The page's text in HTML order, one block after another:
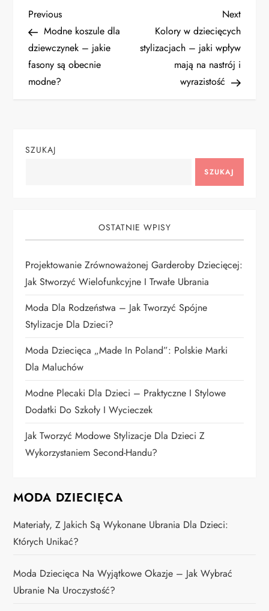
N
a
w
a
a
w
p
i
s
u
Previous
Post
Previous
Modne koszule dla
dziewczynek – jakie
fasony są obecnie
modne?
Next
Post
Next
Kolory w dziecięcych
stylizacjach – jaki wpływ
mają na nastrój i
wyrazistość
SZUKAJ
SZUKAJ
OSTATNIE WPISY
Projektowanie Zrównoważonej Garderoby Dziecięcej:
Jak Stworzyć Wielofunkcyjne I Trwałe Ubrania
Moda Dla Rodzeństwa – Jak Tworzyć Spójne
Stylizacje Dla Dzieci?
Moda Dziecięca „Made In Poland”: Polskie Marki
Dla Maluchów
Modne Plecaki Dla Dzieci – Praktyczne I Stylowe
Dodatki Do Szkoły I Wycieczek
Jak Tworzyć Modowe Stylizacje Dla Dzieci Z
Wykorzystaniem Second-Handu?
MODA DZIECIĘCA
Materiały, Z Jakich Są Wykonane Ubrania Dla Dzieci:
Których Unikać?
Moda Dziecięca Na Wyjątkowe Okazje – Jak Wybrać
Ubranie Na Uroczystość?